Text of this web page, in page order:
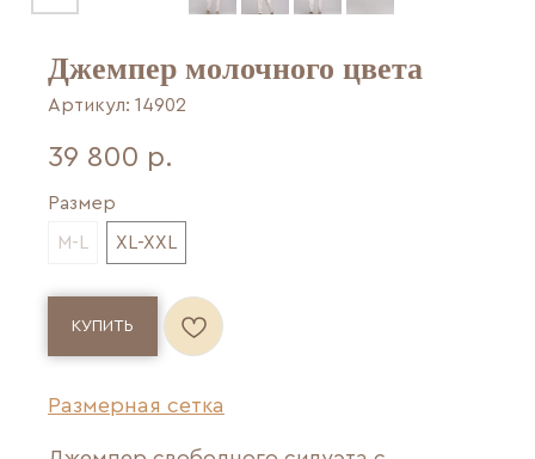
Джемпер молочного цвета
Артикул: 14902
39 800 р.
Размер
M-L XL-XXL
КУПИТЬ
Размерная сетка